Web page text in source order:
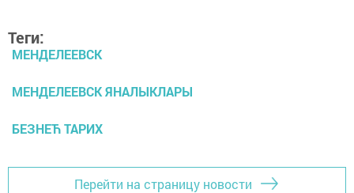
Теги:
МЕНДЕЛЕЕВСК
МЕНДЕЛЕЕВСК ЯНАЛЫКЛАРЫ
БЕЗНЕЋ ТАРИХ
Перейти на страницу новости